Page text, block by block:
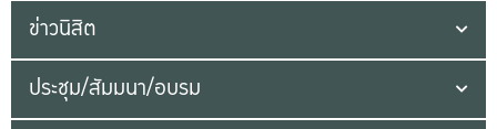
ข่าวนิสิต
ประชุม/สัมมนา/อบรม